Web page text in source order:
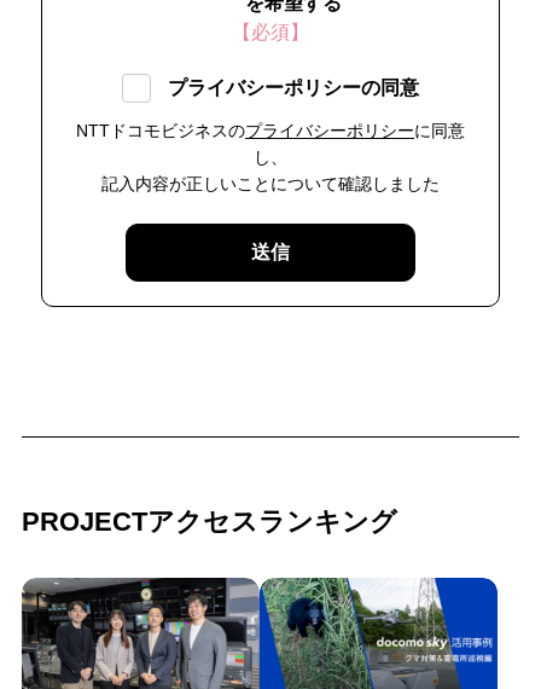
【必須】
プライバシーポリシーの同意
NTTドコモビジネスのプライバシーポリシーに同意
し、
記入内容が正しいことについて確認しました
送信
PROJECTアクセスランキング